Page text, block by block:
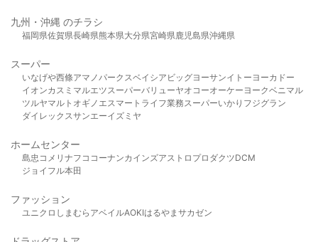
九州・沖縄 のチラシ
福岡県佐賀県長崎県熊本県大分県宮崎県鹿児島県沖縄県
スーパー
いなげや西條アマノパークスベイシア ビッグヨーサンイトーヨーカドー
イオンカスミ マルエツスーパーバリューヤオコーオーケー ヨークベニマル
ツルヤマルト オギノ エスマート ライフ業務スーパーいかり フジグラン
ダイレックスサンエーイズミヤ
ホームセンター
島忠 コメリ ナフコ コーナンカインズアストロプロダクツDCM
ジョイフル本田
ファッション
ユニクロ しまむら アベイルAOKIはるやま サカゼン